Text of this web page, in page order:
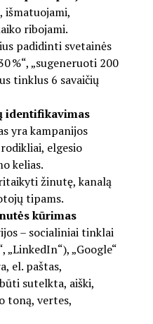
išmatuojami,
ribojami.
padidinti svetainės
%“, „sugeneruoti 200
tinklus 6 savaičių
identifikavimas
yra kampanijos
elgesio
kelias.
žinutę, kanalą
tipams.
kūrimas
– socialiniai tinklai
„LinkedIn“), „Google“
el. paštas,
sutelkta, aiški,
toną, vertes,